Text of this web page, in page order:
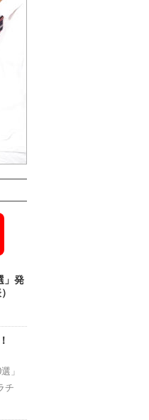
Channel
」発
」
チ